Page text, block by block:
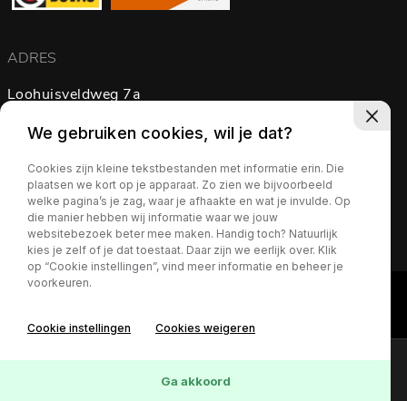
ADRES
Loohuisveldweg 7a
7595 KP Weerselo
Nederland
Routebeschrijving
We gebruiken cookies, wil je dat?
Cookies zijn kleine tekstbestanden met informatie erin. Die
plaatsen we kort op je apparaat. Zo zien we bijvoorbeeld
welke pagina’s je zag, waar je afhaakte en wat je invulde. Op
die manier hebben wij informatie waar we jouw
websitebezoek beter mee maken. Handig toch? Natuurlijk
kies je zelf of je dat toestaat. Daar zijn we eerlijk over. Klik
op “Cookie instellingen”, vind meer informatie en beheer je
voorkeuren.
Cookie instellingen Cookies weigeren
Ga akkoord